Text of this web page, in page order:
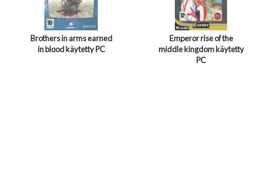
Brothers in arms earned
in blood käytetty PC
Emperor rise of the
middle kingdom käytetty
PC